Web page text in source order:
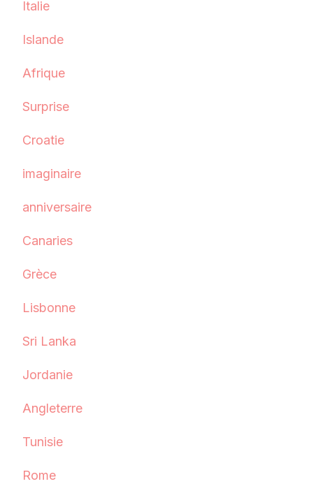
Italie
Islande
Afrique
Surprise
Croatie
imaginaire
anniversaire
Canaries
Grèce
Lisbonne
Sri Lanka
Jordanie
Angleterre
Tunisie
Rome